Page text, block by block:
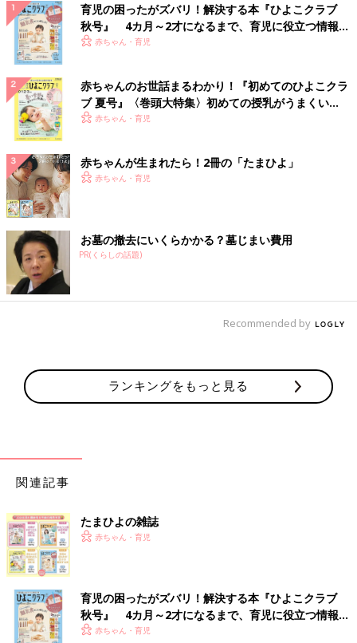
育児の困ったがズバリ！解決する本『ひよこクラブ
秋号』 4カ月～2才になるまで、育児に役立つ情報が
いっぱい！
赤ちゃん・育児
赤ちゃんのお世話まるわかり！『初めてのひよこクラ
ブ 夏号』〈巻頭大特集〉初めての授乳がうまくい
く！ おっぱい・ミルクの基本と夏のトラブル 解決テ
赤ちゃん・育児
赤ちゃんが生まれたら！2冊の「たまひよ」
赤ちゃん・育児
お墓の撤去にいくらかかる？墓じまい費用
PR(くらしの話題)
Recommended by
ランキングをもっと見る
関連記事
たまひよの雑誌
赤ちゃん・育児
育児の困ったがズバリ！解決する本『ひよこクラブ
秋号』 4カ月～2才になるまで、育児に役立つ情報が
いっぱい！
赤ちゃん・育児